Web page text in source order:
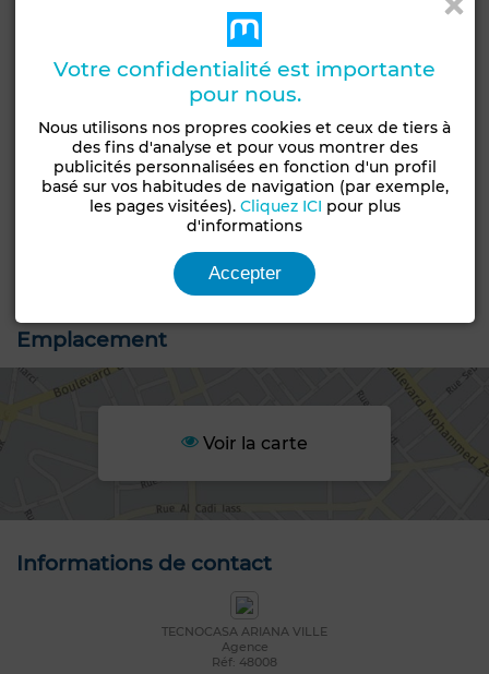
une salle de bain.Un studio en S1 avec une entrée
indépendante est composé d’un salon, d’une chambre à
coucher, d’une kitchenette et d’une salle d’eau avec
douche.Un jardin borde la villa, et un garage est
également à disposition.
Caractéristiques générales
Garage
Emplacement
Voir la carte
Informations de contact
TECNOCASA ARIANA VILLE
Agence
Réf: 48008
Votre confidentialité est importante
pour nous.
Nous utilisons nos propres cookies et ceux de tiers à
des fins d'analyse et pour vous montrer des
publicités personnalisées en fonction d'un profil
basé sur vos habitudes de navigation (par exemple,
les pages visitées). Cliquez ICI pour plus
d'informations
Accepter